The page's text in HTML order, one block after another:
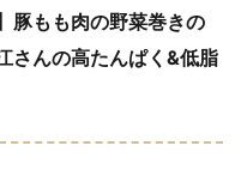
豚もも肉の野菜巻きの
さんの高たんぱく&低脂